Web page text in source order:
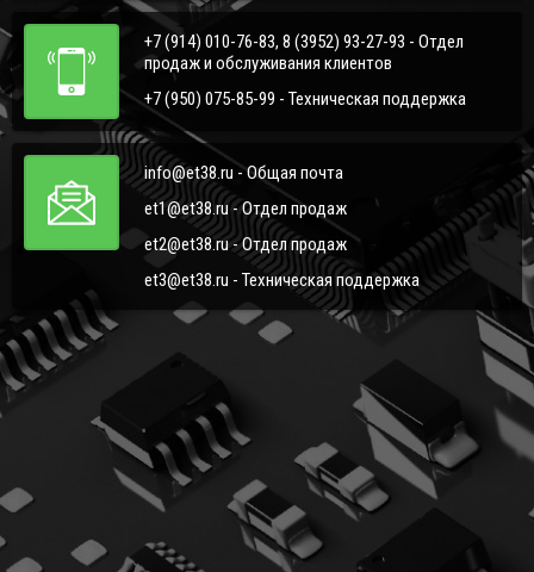
+7 (914) 010-76-83, 8 (3952) 93-27-93 - Отдел
продаж и обслуживания клиентов
+7 (950) 075-85-99 - Техническая поддержка
info@et38.ru - Общая почта
et1@et38.ru - Отдел продаж
et2@et38.ru - Отдел продаж
et3@et38.ru - Техническая поддержка